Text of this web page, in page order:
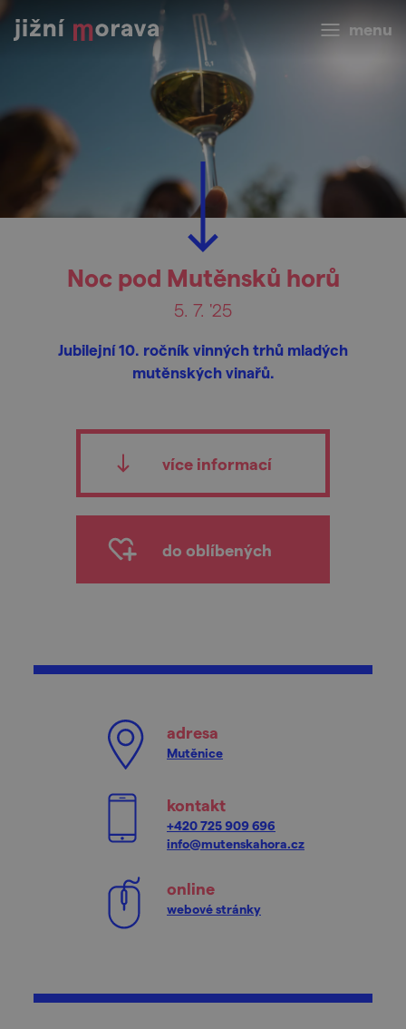
menu
Noc pod Mutěnsků horů
5. 7. '25
Jubilejní 10. ročník vinných trhů mladých
mutěnských vinařů.
více informací
do oblíbených
adresa
Mutěnice
kontakt
+420 725 909 696
info@mutenskahora.cz
online
webové stránky